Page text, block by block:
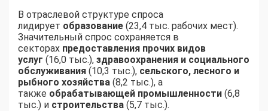
В отраслевой структуре спроса
лидирует образование (23,4 тыс. рабочих мест).
Значительный спрос сохраняется в
секторах предоставления прочих видов
услуг (16,0 тыс.), здравоохранения и социального
обслуживания (10,3 тыс.), сельского, лесного и
рыбного хозяйства (8,2 тыс.), а
также обрабатывающей промышленности (6,8
тыс.) и строительства (5,7 тыс.).